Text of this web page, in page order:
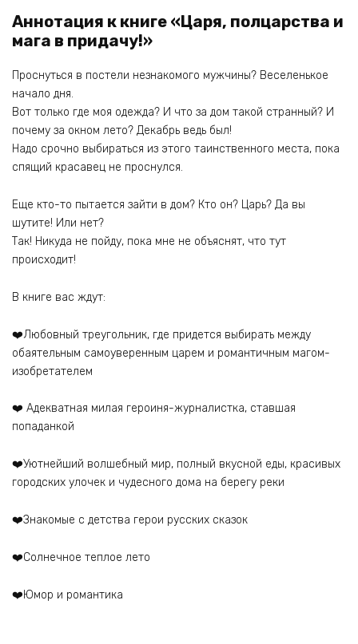
Аннотация к книге «Царя, полцарства и
мага в придачу!»
Проснуться в постели незнакомого мужчины? Веселенькое
начало дня.
Вот только где моя одежда? И что за дом такой странный? И
почему за окном лето? Декабрь ведь был!
Надо срочно выбираться из этого таинственного места, пока
спящий красавец не проснулся.
Еще кто-то пытается зайти в дом? Кто он? Царь? Да вы
шутите! Или нет?
Так! Никуда не пойду, пока мне не объяснят, что тут
происходит!
В книге вас ждут:
‍❤️‍Любовный треугольник, где придется выбирать между
обаятельным самоуверенным царем и романтичным магом-
изобретателем
‍❤️‍ Адекватная милая героиня-журналистка, ставшая
попаданкой
‍❤️‍Уютнейший волшебный мир, полный вкусной еды, красивых
городских улочек и чудесного дома на берегу реки
‍❤️‍Знакомые с детства герои русских сказок
‍❤️‍Солнечное теплое лето
‍❤️‍Юмор и романтика